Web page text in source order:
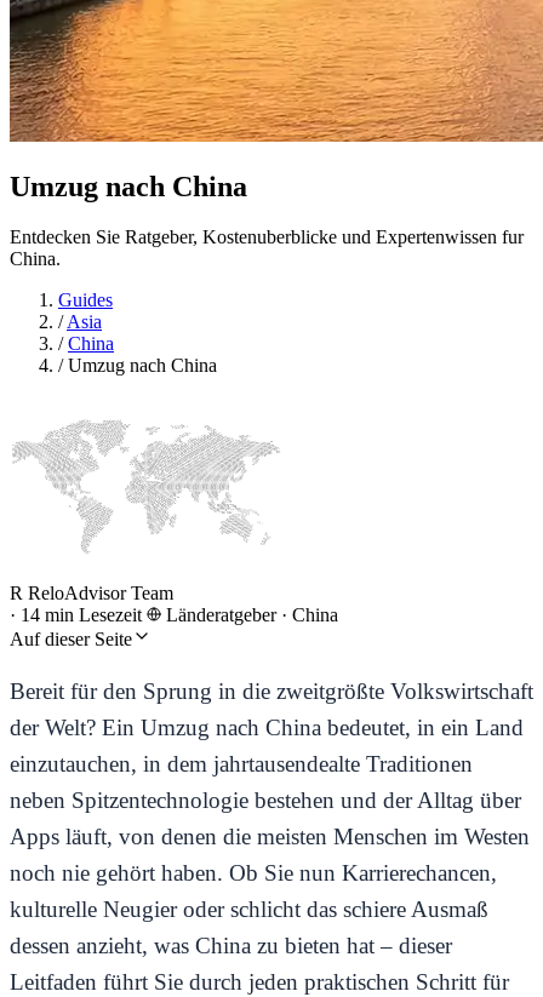
Umzug nach China
Entdecken Sie Ratgeber, Kostenuberblicke und Expertenwissen fur
China.
Guides
/Asia
/China
/Umzug nach China
R ReloAdvisor Team
· 14 min Lesezeit Länderatgeber · China
Auf dieser Seite
Bereit für den Sprung in die zweitgrößte Volkswirtschaft
der Welt? Ein Umzug nach China bedeutet, in ein Land
einzutauchen, in dem jahrtausendealte Traditionen
neben Spitzentechnologie bestehen und der Alltag über
Apps läuft, von denen die meisten Menschen im Westen
noch nie gehört haben. Ob Sie nun Karrierechancen,
kulturelle Neugier oder schlicht das schiere Ausmaß
dessen anzieht, was China zu bieten hat – dieser
Leitfaden führt Sie durch jeden praktischen Schritt für